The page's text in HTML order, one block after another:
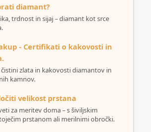
diamant?
trdnost in sijaj – diamant kot srce
- Certifikati o kakovosti in
zlata in kakovosti diamantov in
kamnov.
velikost prstana
za meritev doma – s šiviljskim
prstanom ali merilnimi obročki.